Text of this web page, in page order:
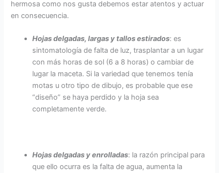
hermosa como nos gusta debemos estar atentos y actuar
en consecuencia.
Hojas delgadas, largas y tallos estirados: es
sintomatología de falta de luz, trasplantar a un lugar
con más horas de sol (6 a 8 horas) o cambiar de
lugar la maceta. Si la variedad que tenemos tenía
motas u otro tipo de dibujo, es probable que ese
“diseño” se haya perdido y la hoja sea
completamente verde.
Hojas delgadas y enrolladas: la razón principal para
que ello ocurra es la falta de agua, aumenta la